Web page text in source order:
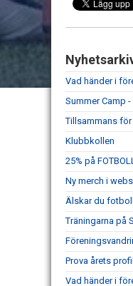
Vad händer i
Summer Camp
Tillsammans
Klubbkollen
25% på
Ny merch i
Älskar du
Träningarna på
Prova årets
Vad händer i